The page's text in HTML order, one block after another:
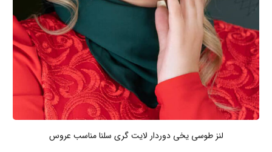
لنز طوسی یخی دوردار لایت گری سلنا مناسب عروس